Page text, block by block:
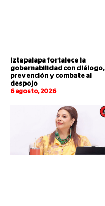
Iztapalapa fortalece la
gobernabilidad con diálogo,
prevención y combate al
despojo
6 agosto, 2026